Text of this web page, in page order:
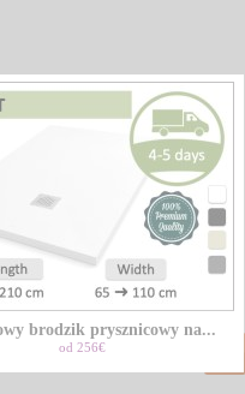
brodzik prysznicowy na...
od 256€